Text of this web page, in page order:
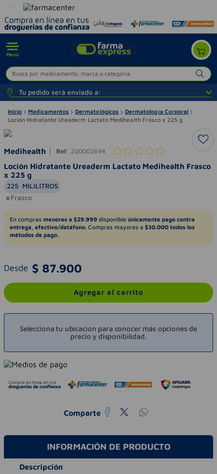
Menú
Busca por medicamento, marca o categoría
Tu pedido será enviado a:
Inicio Medicamentos Dermatológicos
Dermatología Corporal
Loción Hidratante Ureaderm Lactato Medihealth Frasco x 225 g
Medihealth Ref: 200002694
Loción Hidratante Ureaderm Lactato Medihealth Frasco
x 225 g
225 MILILITROS
Frasco
En compras menores a $29.999 disponible únicamente pago contra
entrega, efectivo/datáfono. Compras mayores a $30.000 todos los
métodos de pago.
Desde $ 87.900
Agregar al carrito
Selecciona tu ubicación para conocer más opciones de
precio y disponibilidad.
Comparte
INFORMACIÓN DE PRODUCTO
Descripción